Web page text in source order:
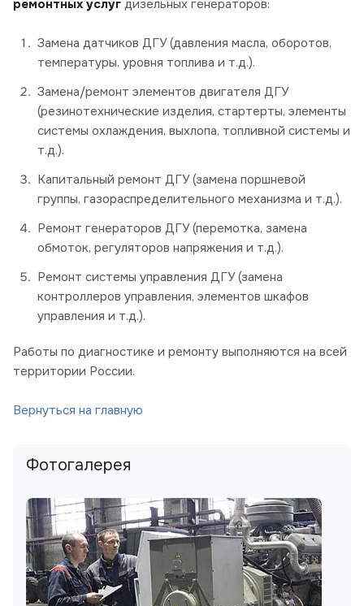
ремонтных услуг дизельных генераторов:
Замена датчиков ДГУ (давления масла, оборотов,
температуры, уровня топлива и т.д.).
Замена/ремонт элементов двигателя ДГУ
(резинотехнические изделия, стартерты, элементы
системы охлаждения, выхлопа, топливной системы и
т.д.).
Капитальный ремонт ДГУ (замена поршневой
группы, газораспределительного механизма и т.д.).
Ремонт генераторов ДГУ (перемотка, замена
обмоток, регуляторов напряжения и т.д.).
Ремонт системы управления ДГУ (замена
контроллеров управления, элементов шкафов
управления и т.д.).
Работы по диагностике и ремонту выполняются на всей
территории России.
Вернуться на главную
Фотогалерея